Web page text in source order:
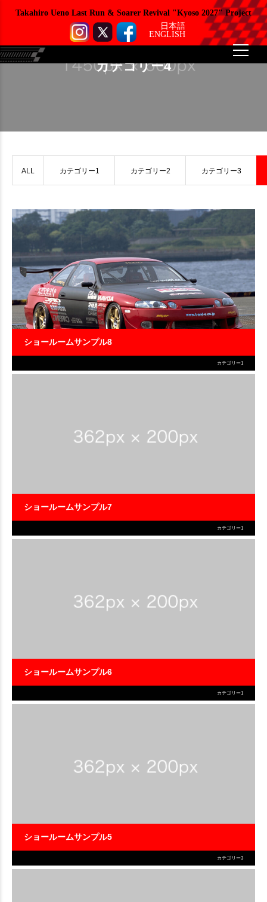
Takahiro Ueno Last Run & Soarer Revival "Kyoso 2027" Project
日本語
ENGLISH
カテゴリー4
ALL カテゴリー1 カテゴリー2 カテゴリー3
ショールームサンプル8
カテゴリー1
ショールームサンプル7
カテゴリー1
ショールームサンプル6
カテゴリー1
ショールームサンプル5
カテゴリー3